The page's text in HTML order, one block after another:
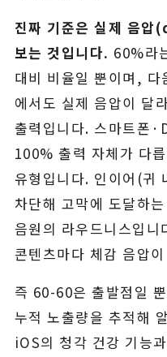
진짜 기준은 실제 음압
보는 것입니다. 60%라
대비 비율일 뿐이며,
에서도 실제 음압이 달
출력입니다. 스마트폰
100% 출력 자체가 다
유형입니다. 인이어(귀
차단해 고막에 도달하
음원의 라우드니스입니
콘텐츠마다 체감 음압
즉 60-60은 출발점일
누적 노출량을 추적해
iOS의 청각 건강 기능